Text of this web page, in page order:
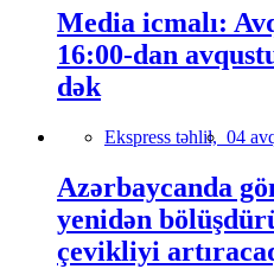
Media icmalı:
16:00-dan
dək
Ekspress təhlil, 04
Azərbaycanda
yenidən
çevikliyi